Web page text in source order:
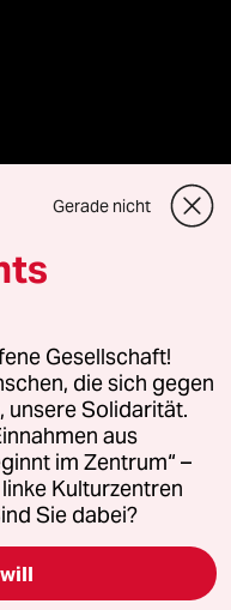
oder für Genehmigungen
Richtlinien
Impressum AGB
(Ads)
Gerade nicht
Gesellschaft!
die sich gegen
unsere Solidarität.
aus
im Zentrum“ –
Kulturzentren
Sie dabei?